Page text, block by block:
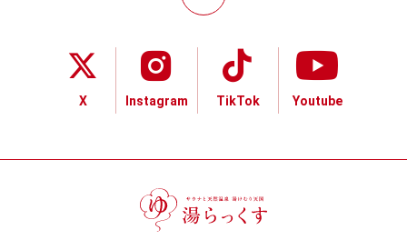
X Instagram TikTok Youtube